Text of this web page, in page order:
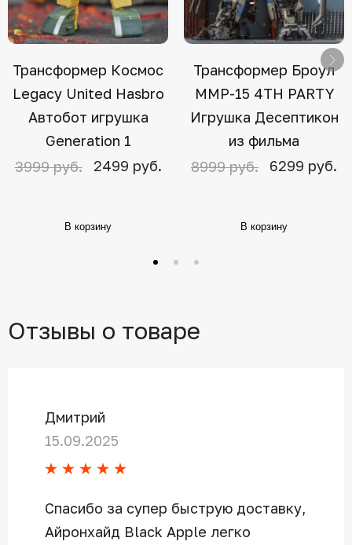
Трансформер Космос
Legacy United Hasbro
Автобот игрушка
Generation 1
3999 руб.
2499 руб.
В корзину
Трансформер Броул
MMP-15 4TH PARTY
Игрушка Десептикон
из фильма
8999 руб.
6299 руб.
В корзину
Отзывы о товаре
Дмитрий
15.09.2025
Спасибо за супер быструю доставку,
Айронхайд Black Apple легко